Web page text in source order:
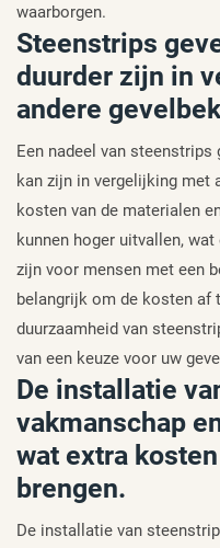
waarborgen.
Steenstrips
duurder zijn in
andere
Een nadeel van
kan zijn in vergelijking met
kosten van de materialen
kunnen hoger uitvallen,
zijn voor mensen met een
belangrijk om de kosten af
duurzaamheid van
van een keuze voor uw
De installatie
vakmanschap
wat extra
brengen.
De installatie van